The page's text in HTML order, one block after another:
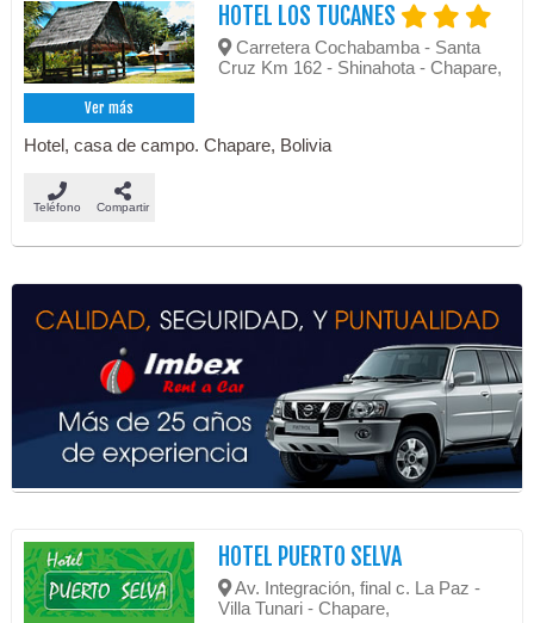
Ver más
HOTEL LOS TUCANES
Carretera Cochabamba - Santa
Cruz Km 162 - Shinahota - Chapare,
Hotel, casa de campo. Chapare, Bolivia
Teléfono Compartir
HOTEL PUERTO SELVA
Av. Integración, final c. La Paz -
Villa Tunari - Chapare,